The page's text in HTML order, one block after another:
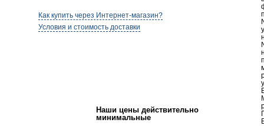
Как купить через Интернет-магазин?
Условия и стоимость доставки
Наши цены действительно
минимальные